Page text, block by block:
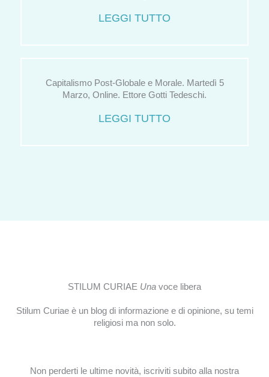
LEGGI TUTTO
Capitalismo Post-Globale e Morale. Martedì 5
Marzo, Online. Ettore Gotti Tedeschi.
LEGGI TUTTO
STILUM CURIAE Una voce libera
Stilum Curiae è un blog di informazione e di opinione, su temi
religiosi ma non solo.
Non perderti le ultime novità, iscriviti subito alla nostra